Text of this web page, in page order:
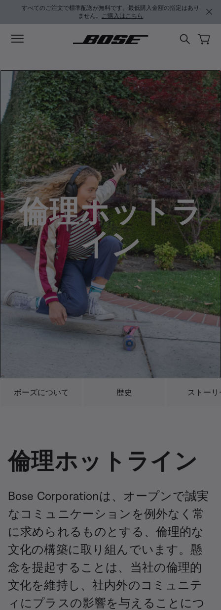
メインコンテンツに移動
フッターコンテンツに移動
アクセシビリティ声明に移動する
すべてのご注文で標準配送が無料です。最低購入金額の指定はあり
ません。 ご購入はこちら
倫理ホットラ
イン
ボーズについて 歴史 ストーリ
倫理ホットライン
Bose Corporationは、オープンで誠実
なコミュニケーションを例外なく常
に求められるものとする、倫理的な
文化の構築に取り組んでいます。懸
念を提起することは、当社の倫理的
文化を維持し、社内外のコミュニテ
ィにプラスの影響を与えることにつ